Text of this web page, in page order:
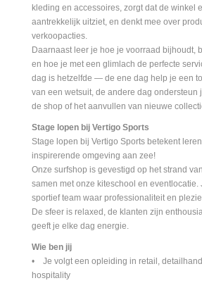
kleding en accessoires, zorgt dat de winkel
aantrekkelijk uitziet, en denkt mee over
verkoopacties.
Daarnaast leer je hoe je voorraad bijhoudt,
en hoe je met een glimlach de perfecte
dag is hetzelfde — de ene dag help je een
van een wetsuit, de andere dag ondersteun
de shop of het aanvullen van nieuwe
Stage lopen bij Vertigo Sports
Stage lopen bij Vertigo Sports betekent
inspirerende omgeving aan zee!
Onze surfshop is gevestigd op het strand
samen met onze kiteschool en eventlocatie.
sportief team waar professionaliteit en
De sfeer is relaxed, de klanten zijn
geeft je elke dag energie.
Wie ben jij
• Je volgt een opleiding in retail,
hospitality